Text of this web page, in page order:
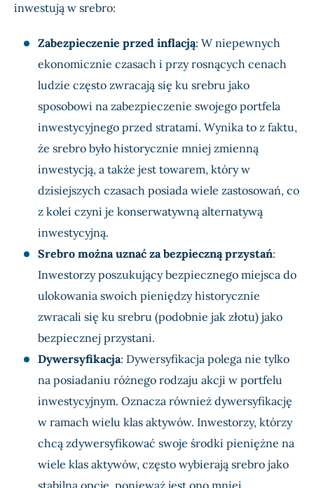
inwestują w srebro:
Zabezpieczenie przed inflacją: W niepewnych
ekonomicznie czasach i przy rosnących cenach
ludzie często zwracają się ku srebru jako
sposobowi na zabezpieczenie swojego portfela
inwestycyjnego przed stratami. Wynika to z faktu,
że srebro było historycznie mniej zmienną
inwestycją, a także jest towarem, który w
dzisiejszych czasach posiada wiele zastosowań, co
z kolei czyni je konserwatywną alternatywą
inwestycyjną.
Srebro można uznać za bezpieczną przystań:
Inwestorzy poszukujący bezpiecznego miejsca do
ulokowania swoich pieniędzy historycznie
zwracali się ku srebru (podobnie jak złotu) jako
bezpiecznej przystani.
Dywersyfikacja: Dywersyfikacja polega nie tylko
na posiadaniu różnego rodzaju akcji w portfelu
inwestycyjnym. Oznacza również dywersyfikację
w ramach wielu klas aktywów. Inwestorzy, którzy
chcą zdywersyfikować swoje środki pieniężne na
wiele klas aktywów, często wybierają srebro jako